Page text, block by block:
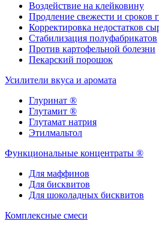
Воздействие на клейковину
Продление свежести и сроков
Корректировка недостатков
Стабилизация полуфабрикатов
Против картофельной болезни
Пекарский порошок
Усилители вкуса и аромата
Глуринат ®
Глутамит ®
Глутамат натрия
Этилмальтол
Функциональные концентраты ®
Для маффинов
Для бисквитов
Для шоколадных бисквитов
Комплексные смеси